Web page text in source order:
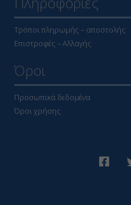
Τρόποι πληρωμής – αποστολής
Επιστροφές – Αλλαγής
Όροι
Προσωπικά δεδομένα
Όροι χρήσης